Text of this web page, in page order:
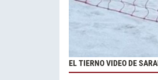
EL TIERNO VIDEO DE